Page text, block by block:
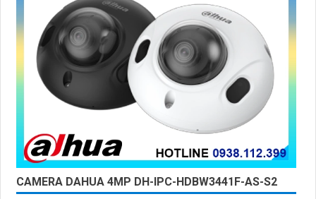
CAMERA DAHUA 4MP DH-IPC-HDBW3441F-AS-S2